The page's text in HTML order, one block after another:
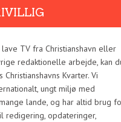
TV fra Christianshavn eller
redaktionelle arbejde, kan
Kvarter. Vi
ungt miljø med
lande, og har altid brug
redigering, opdateringer,